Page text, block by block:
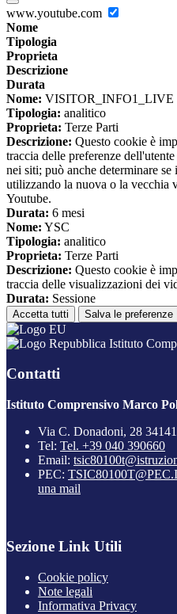
www.youtube.com
Nome
Tipologia
Proprieta
Descrizione
Durata
Nome: VISITOR_INFO1_LIVE
Tipologia: analitico
Proprieta: Terze Parti
Descrizione: Questo cookie è
traccia delle preferenze
nei siti; può anche determinare
utilizzando la nuova o la vecchia
Youtube.
Durata: 6 mesi
Nome: YSC
Tipologia: analitico
Proprieta: Terze Parti
Descrizione: Questo cookie è
traccia delle visualizzazioni dei
Durata: Sessione
Accetta tutti Salva le preferenze
Istituto
Contatti
Istituto Comprensivo Marco
Via C. Donadoni, 28
Tel: Tel. +39 040 390660
Email:
PEC:
una mail
Sezione Link Utili
Cookie policy
Note legali
Informativa Privacy